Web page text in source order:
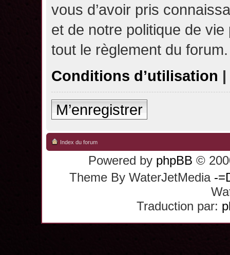
vous d’avoir pris
et de notre politique de
tout le règlement du forum.
Conditions d’utilisation |
M’enregistrer
Index du forum
Powered by phpBB ©
Theme By WaterJetMedia -
Traduction par: